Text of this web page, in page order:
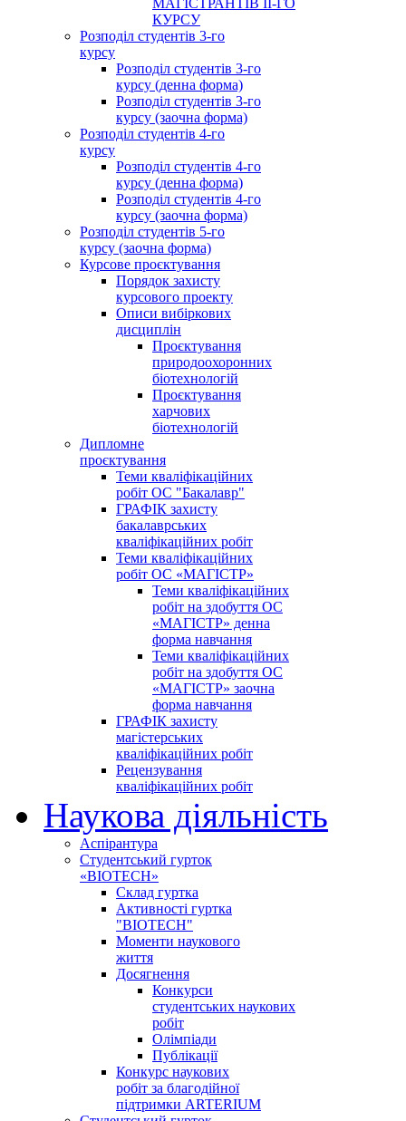
МАГІСТРАНТІВ ІІ-ГО
КУРСУ
Розподіл студентів 3-го
курсу
Розподіл студентів 3-го
курсу (денна форма)
Розподіл студентів 3-го
курсу (заочна форма)
Розподіл студентів 4-го
курсу
Розподіл студентів 4-го
курсу (денна форма)
Розподіл студентів 4-го
курсу (заочна форма)
Розподіл студентів 5-го
курсу (заочна форма)
Курсове проєктування
Порядок захисту
курсового проекту
Описи вибіркових
дисциплін
Проєктування
природоохоронних
біотехнологій
Проєктування
харчових
біотехнологій
Дипломне
проєктування
Теми кваліфікаційних
робіт ОС "Бакалавр"
ГРАФІК захисту
бакалаврських
кваліфікаційних робіт
Теми кваліфікаційних
робіт ОС «МАГІСТР»
Теми кваліфікаційних
робіт на здобуття ОС
«МАГІСТР» денна
форма навчання
Теми кваліфікаційних
робіт на здобуття ОС
«МАГІСТР» заочна
форма навчання
ГРАФІК захисту
магістерських
кваліфікаційних робіт
Рецензування
кваліфікаційних робіт
Наукова діяльність
Аспірантура
Студентський гурток
«BIOTECH»
Склад гуртка
Активності гуртка
"BIOTECH"
Моменти наукового
життя
Досягнення
Конкурси
студентських наукових
робіт
Олімпіади
Публікації
Конкурс наукових
робіт за благодійної
підтримки ARTERIUM